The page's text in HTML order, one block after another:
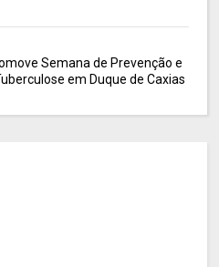
Semana de Prevenção e
em Duque de Caxias